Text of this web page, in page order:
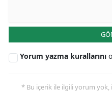
Yorum yazma kurallarını
* Bu içerik ile ilgili yorum yok,